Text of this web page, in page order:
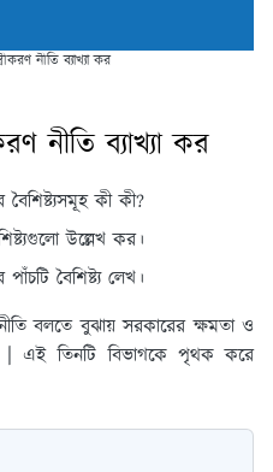
নীতি ব্যাখ্যা কর
নীতি ব্যাখ্যা কর
বৈশিষ্ট্যসমূহ কী কী?
উল্লেখ কর।
বৈশিষ্ট্য লেখ।
বলতে বুঝায় সরকারের ক্ষমতা ও
| এই তিনটি বিভাগকে পৃথক করে